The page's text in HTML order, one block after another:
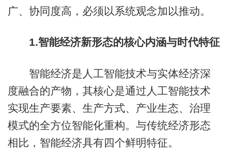
广、协同度高，必须以系统观念加以推动。
1.智能经济新形态的核心内涵与时代特征
智能经济是人工智能技术与实体经济深
度融合的产物，其核心是通过人工智能技术
实现生产要素、生产方式、产业生态、治理
模式的全方位智能化重构。与传统经济形态
相比，智能经济具有四个鲜明特征。